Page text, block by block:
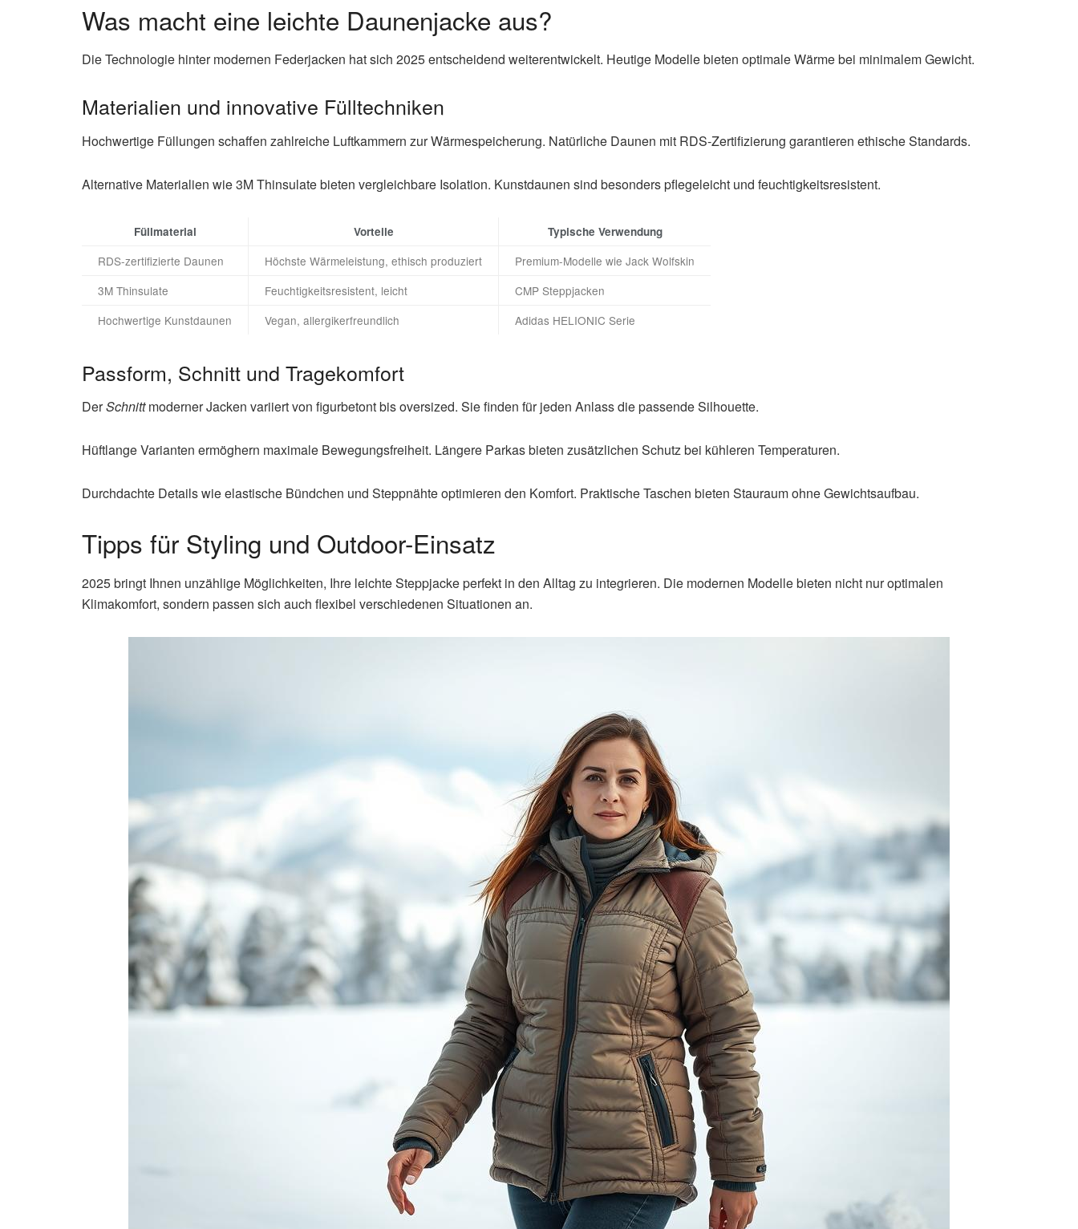
Was macht eine leichte Daunenjacke aus?
Die Technologie hinter modernen Federjacken hat sich 2025 entscheidend weiterentwickelt. Heutige Modelle bieten optimale Wärme bei minimalem Gewicht.
Materialien und innovative Fülltechniken
Hochwertige Füllungen schaffen zahlreiche Luftkammern zur Wärmespeicherung. Natürliche Daunen mit RDS-Zertifizierung garantieren ethische Standards.
Alternative Materialien wie 3M Thinsulate bieten vergleichbare Isolation. Kunstdaunen sind besonders pflegeleicht und feuchtigkeitsresistent.
Füllmaterial Vorteile Typische Verwendung
RDS-zertifizierte Daunen Höchste Wärmeleistung, ethisch produziert
Premium-Modelle wie Jack Wolfskin
3M Thinsulate
Feuchtigkeitsresistent, leicht
CMP Steppjacken
Hochwertige Kunstdaunen
Vegan, allergikerfreundlich Adidas HELIONIC Serie
Passform, Schnitt und Tragekomfort
DerSchnittmoderner Jacken variiert von figurbetont bis oversized. Sie finden für jeden Anlass die passende Silhouette.
Hüftlange Varianten ermöghern maximale Bewegungsfreiheit. Längere Parkas bieten zusätzlichen Schutz bei kühleren Temperaturen.
Durchdachte Details wie elastische Bündchen und Steppnähte optimieren den Komfort. Praktische Taschen bieten Stauraum ohne Gewichtsaufbau.
Tipps für Styling und Outdoor-Einsatz
2025 bringt Ihnen unzählige Möglichkeiten, Ihre leichte Steppjacke perfekt in den Alltag zu integrieren. Die modernen Modelle bieten nicht nur optimalen
Klimakomfort, sondern passen sich auch flexibel verschiedenen Situationen an.